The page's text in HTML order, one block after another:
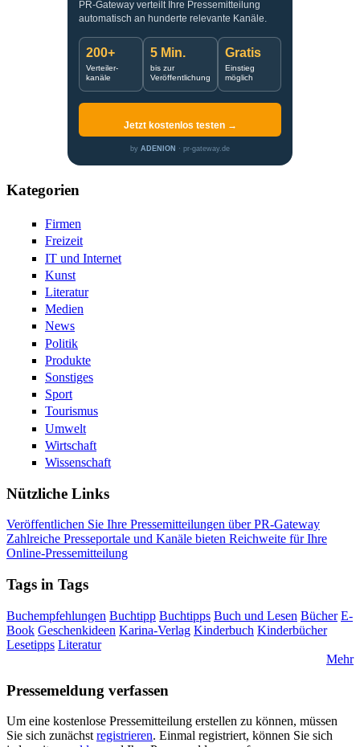
PR-Gateway verteilt Ihre Pressemitteilung
automatisch an hunderte relevante Kanäle.
200+
Verteiler-
kanäle
5 Min.
bis zur
Veröffentlichung
Gratis
Einstieg
möglich
Jetzt kostenlos testen →
by ADENION · pr-gateway.de
Kategorien
Firmen
Freizeit
IT und Internet
Kunst
Literatur
Medien
News
Politik
Produkte
Sonstiges
Sport
Tourismus
Umwelt
Wirtschaft
Wissenschaft
Nützliche Links
Veröffentlichen Sie Ihre Pressemitteilungen über PR-Gateway
Zahlreiche Presseportale und Kanäle bieten Reichweite für Ihre
Online-Pressemitteilung
Tags in Tags
Buchempfehlungen Buchtipp Buchtipps Buch und Lesen Bücher E-
Book Geschenkideen Karina-Verlag Kinderbuch Kinderbücher
Lesetipps Literatur
Mehr
Pressemeldung verfassen
Um eine kostenlose Pressemitteilung erstellen zu können, müssen
Sie sich zunächst registrieren. Einmal registriert, können Sie sich